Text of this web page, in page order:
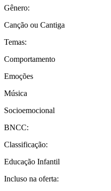
Gênero:
Canção ou Cantiga
Temas:
Comportamento
Emoções
Música
Socioemocional
BNCC:
Classificação:
Educação Infantil
Incluso na oferta: